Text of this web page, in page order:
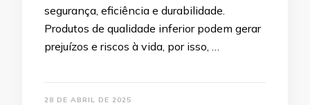
segurança, eficiência e durabilidade.
Produtos de qualidade inferior podem gerar
prejuízos e riscos à vida, por isso, …
28 DE ABRIL DE 2025